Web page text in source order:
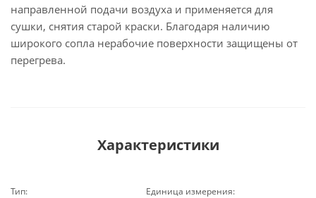
направленной подачи воздуха и применяется для
сушки, снятия старой краски. Благодаря наличию
широкого сопла нерабочие поверхности защищены от
перегрева.
Характеристики
Тип: Единица измерения: